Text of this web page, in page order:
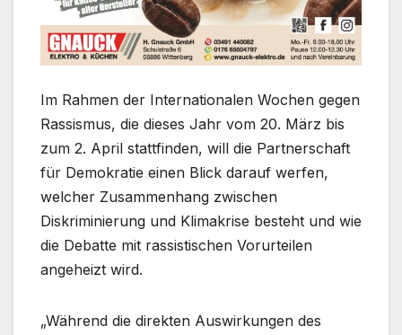
Im Rahmen der Internationalen Wochen gegen
Rassismus, die dieses Jahr vom 20. März bis
zum 2. April stattfinden, will die Partnerschaft
für Demokratie einen Blick darauf werfen,
welcher Zusammenhang zwischen
Diskriminierung und Klimakrise besteht und wie
die Debatte mit rassistischen Vorurteilen
angeheizt wird.
„Während die direkten Auswirkungen des